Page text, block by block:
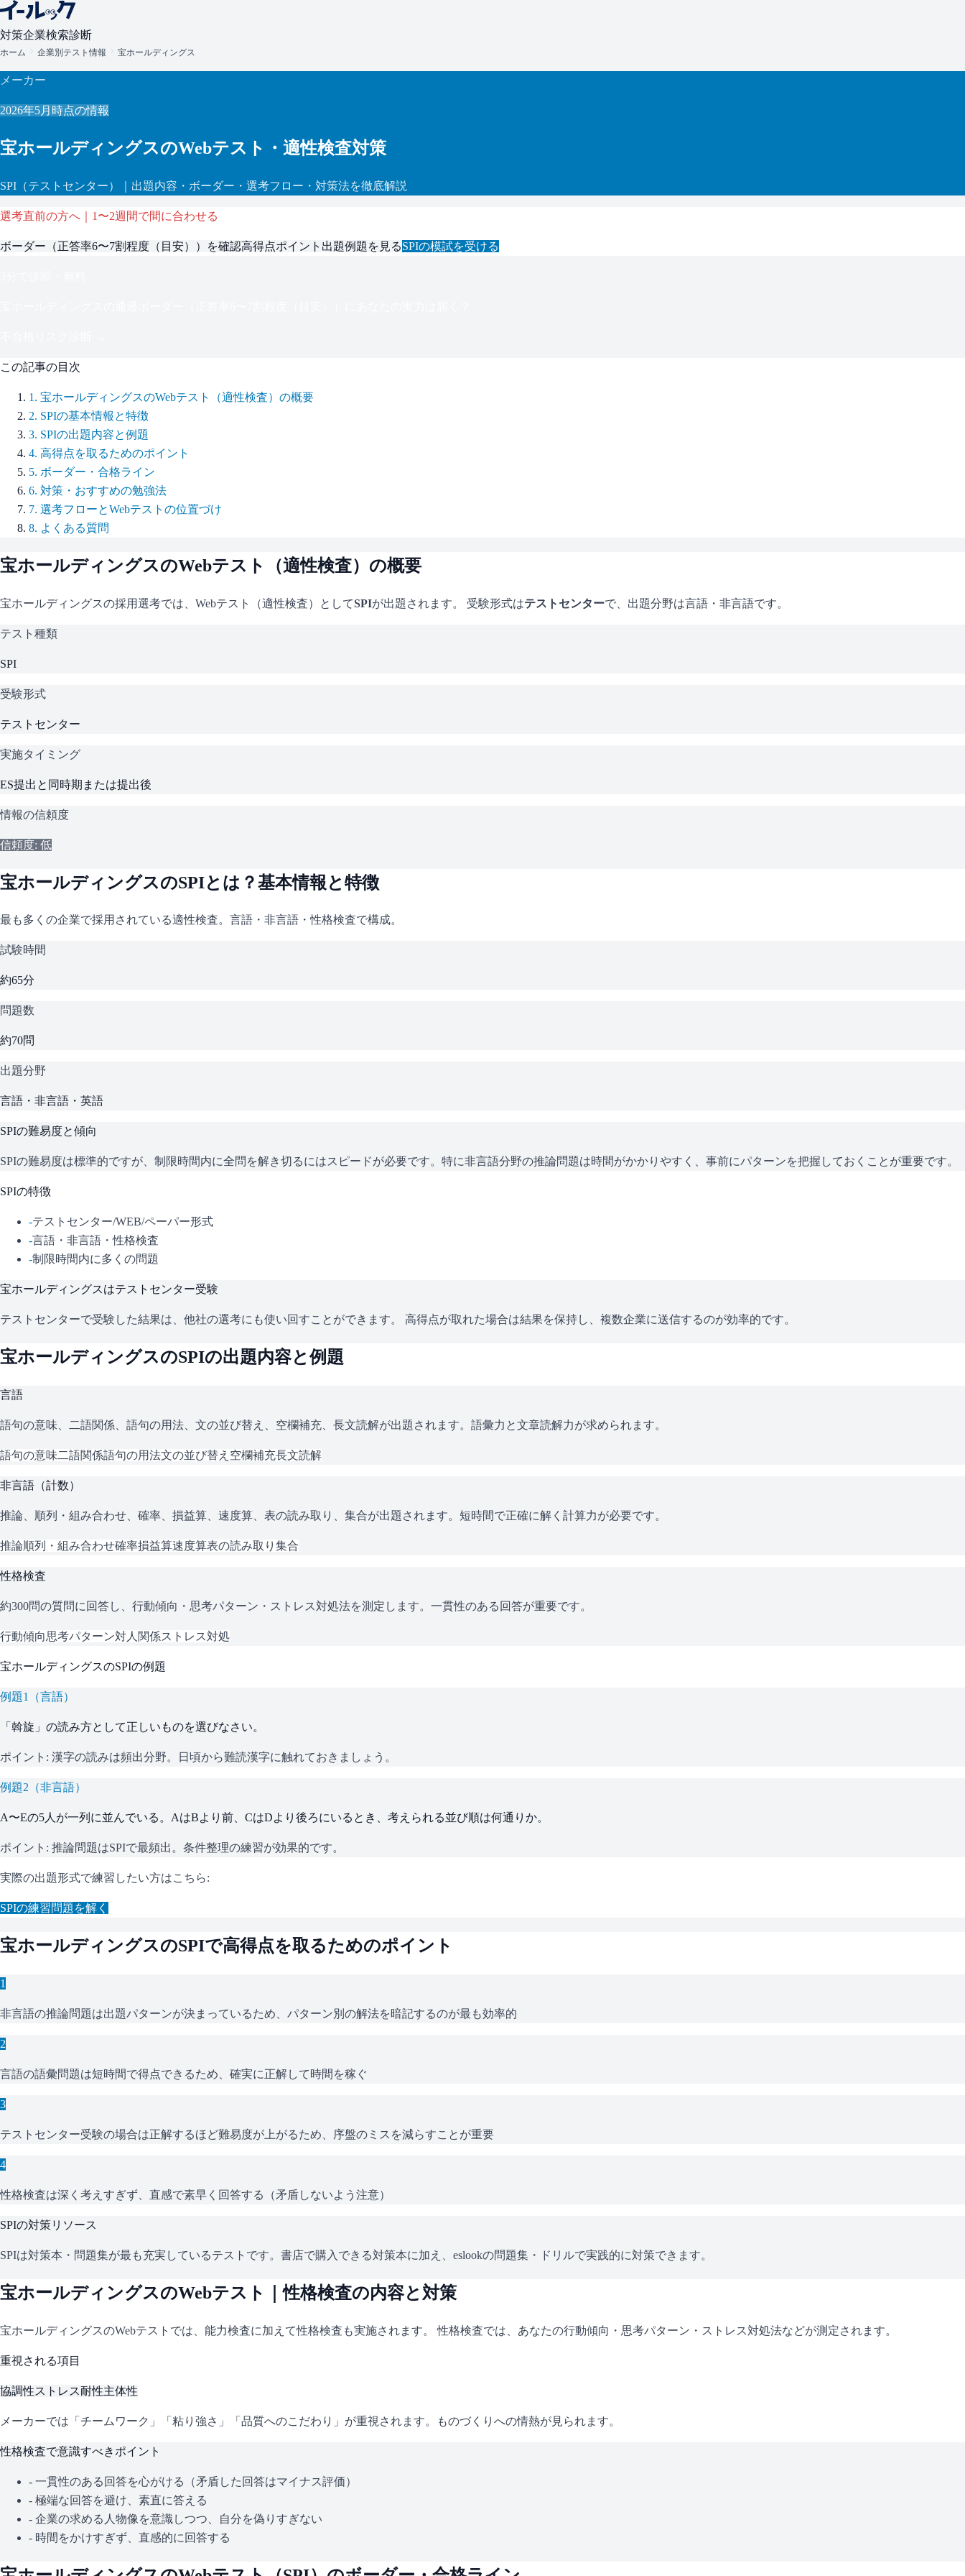
対策企業検索診断
ホーム 企業別テスト情報 宝ホールディングス
メーカー
2026年5月 時点の情報
宝ホールディングスのWebテスト・適性検査対策
SPI （テストセンター） ｜出題内容・ボーダー・選考フロー・対策法を徹底解説
選考直前の方へ｜1〜2週間で間に合わせる
ボーダー（正答率6〜7割程度（目安） ）を確認高得点ポイント 出題例題を見るSPIの模試を受ける
この記事の目次
1 . 宝ホールディングスのWebテスト（適性検査）の概要
2. SPIの基本情報と特徴
3. SPIの出題内容と例題
4. 高得点を取るためのポイント
5. ボーダー・合格ライン
6. 対策・おすすめの勉強法
7. 選考フローとWebテストの位置づけ
8. よくある質問
宝ホールディングスのWebテスト（適性検査）の概要
宝ホールディングスの採用選考では、Webテスト（適性検査）としてSPIが出題されます。 受験形式はテストセンターで、 出題分野は言語・非言語です。
テスト種類
SPI
受験形式
テストセンター
実施タイミング
ES提出と同時期または提出後
情報の信頼度
信頼度: 低
宝ホールディングスのSPIとは？基本情報と特徴
最も多くの企業で採用されている適性検査。言語・非言語・性格検査で構成。
試験時間
約65分
問題数
約70問
出題分野
言語・非言語・英語
SPIの難易度と傾向
SPIの難易度は標準的ですが、制限時間内に全問を解き切るにはスピードが必要です。特に非言語分野の推論問題は時間がかかりやすく、事前にパターンを把握しておくことが重要です。
SPIの特徴
-テストセンター/WEB/ペーパー形式
-言語・非言語・性格検査
-制限時間内に多くの問題
宝ホールディングスはテストセンター受験
テストセンターで受験した結果は、他社の選考にも使い回すことができます。 高得点が取れた場合は結果を保持し、複数企業に送信するのが効率的です。
宝ホールディングスのSPIの出題内容と例題
言語
語句の意味、二語関係、語句の用法、文の並び替え、空欄補充、長文読解が出題されます。語彙力と文章読解力が求められます。
語句の意味二語関係語句の用法文の並び替え 空欄補充長文読解
非言語（計数）
推論、順列・組み合わせ、確率、損益算、速度算、表の読み取り、集合が出題されます。短時間で正確に解く計算力が必要です。
推論順列・組み合わせ確率損益算速度算表の読み取り 集合
性格検査
約300問の質問に回答し、行動傾向・思考パターン・ストレス対処法を測定します。一貫性のある回答が重要です。
行動傾向思考パターン対人関係ストレス対処
宝ホールディングスのSPIの例題
例題1 （言語）
「斡旋」の読み方として正しいものを選びなさい。
ポイント: 漢字の読みは頻出分野。日頃から難読漢字に触れておきましょう。
例題2 （非言語）
A〜Eの5人が一列に並んでいる。AはBより前、CはDより後ろにいるとき、考えられる並び順は何通りか。
ポイント: 推論問題はSPIで最頻出。条件整理の練習が効果的です。
実際の出題形式で練習したい方はこちら:
SPIの練習問題を解く
宝ホールディングスのSPIで高得点を取るためのポイント
1
非言語の推論問題は出題パターンが決まっているため、パターン別の解法を暗記するのが最も効率的
2
言語の語彙問題は短時間で得点できるため、確実に正解して時間を稼ぐ
3
テストセンター受験の場合は正解するほど難易度が上がるため、序盤のミスを減らすことが重要
4
性格検査は深く考えすぎず、直感で素早く回答する（矛盾しないよう注意）
SPIの対策リソース
SPIは対策本・問題集が最も充実しているテストです。書店で購入できる対策本に加え、eslookの問題集・ドリルで実践的に対策できます。
宝ホールディングスのWebテスト｜性格検査の内容と対策
宝ホールディングスのWebテストでは、能力検査に加えて性格検査も実施されます。 性格検査では、あなたの行動傾向・思考パターン・ストレス対処法などが測定されます。
重視される項目
協調性ストレス耐性主体性
メーカーでは「チームワーク」「粘り強さ」「品質へのこだわり」が重視されます。ものづくりへの情熱が見られます。
性格検査で意識すべきポイント
- 一貫性のある回答を心がける（矛盾した回答はマイナス評価）
- 極端な回答を避け、素直に答える
- 企業の求める人物像を意識しつつ、自分を偽りすぎない
- 時間をかけすぎず、直感的に回答する